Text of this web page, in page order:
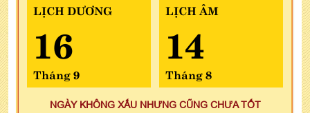
LỊCH DƯƠNG
16
Tháng 9
LỊCH ÂM
14
Tháng 8
NGÀY KHÔNG XẤU NHƯNG CŨNG CHƯA TỐT